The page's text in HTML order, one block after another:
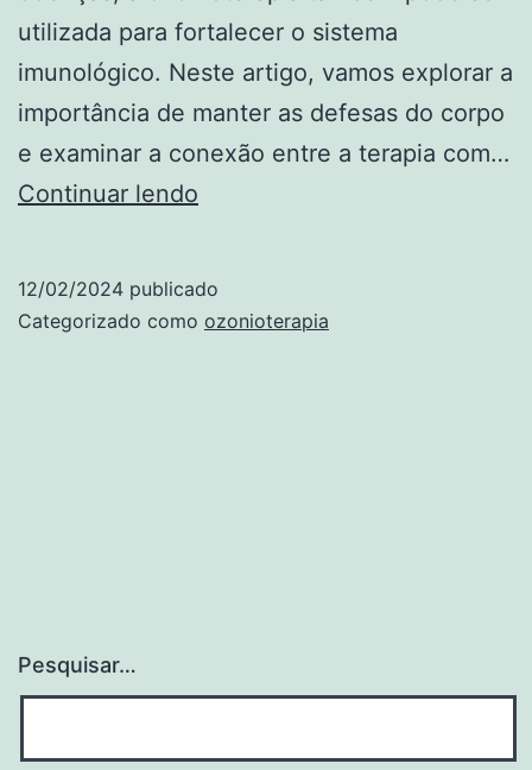
utilizada para fortalecer o sistema
imunológico. Neste artigo, vamos explorar a
importância de manter as defesas do corpo
e examinar a conexão entre a terapia com…
Continuar lendo
aumento
12/02/2024 publicado
Categorizado como ozonioterapia
Pesquisar…